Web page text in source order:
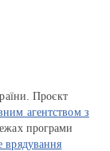
Проєкт
агентством з
програми
врядування